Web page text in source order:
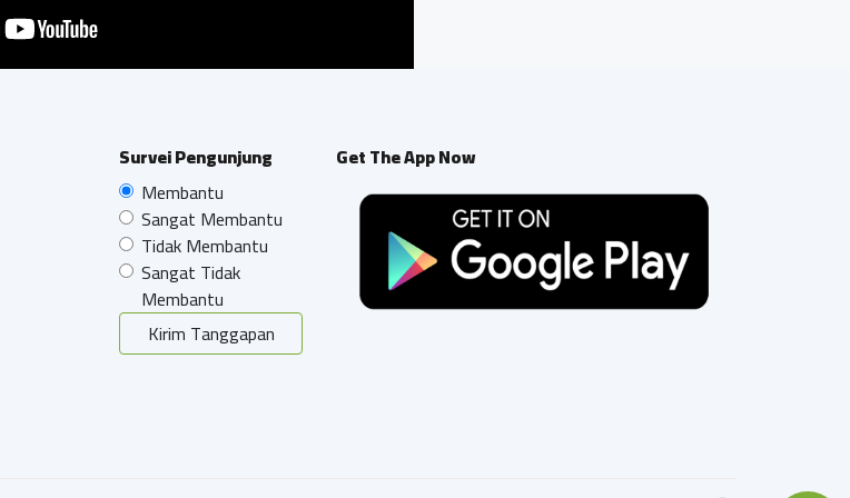
Survei Pengunjung
Membantu
Sangat Membantu
Tidak Membantu
Sangat Tidak
Membantu
Kirim Tanggapan
Get The App Now